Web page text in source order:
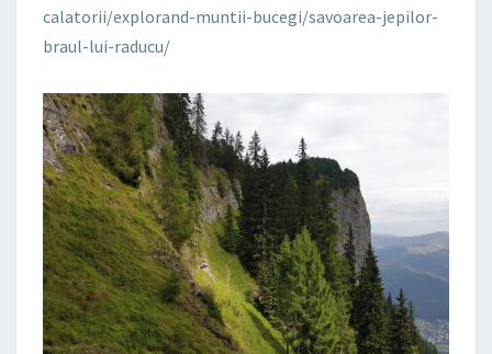
calatorii/explorand-muntii-bucegi/savoarea-jepilor-
braul-lui-raducu/